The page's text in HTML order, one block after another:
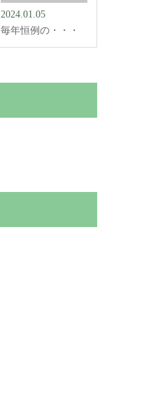
2024.01.05
毎年恒例の・・・